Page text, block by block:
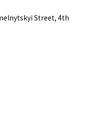
Street, 4th